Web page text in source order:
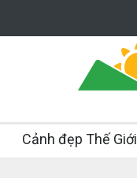
Cảnh đẹp Thế Giới